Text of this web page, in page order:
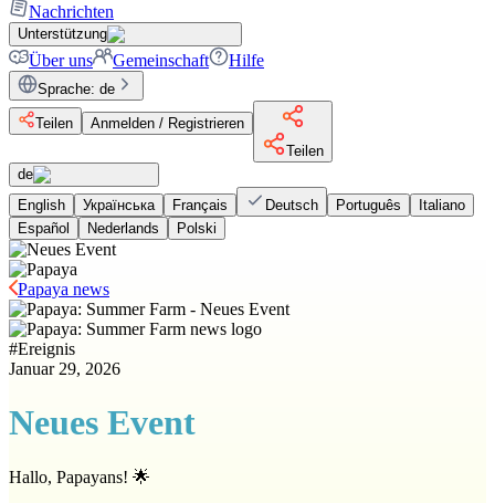
Nachrichten
Unterstützung
Über uns Gemeinschaft Hilfe
Sprache: de
Teilen
Anmelden / Registrieren
Teilen
de
English
Українська Français Deutsch Português
Italiano
Español
Nederlands Polski
Papaya news
#Ereignis
Januar 29, 2026
Neues Event
Hallo, Papayans! 🌟